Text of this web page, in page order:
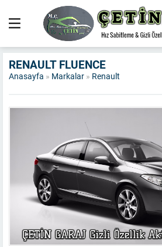
RENAULT FLUENCE
Anasayfa » Markalar » Renault